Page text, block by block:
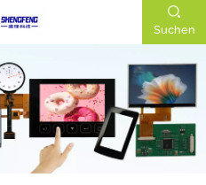
Suchen